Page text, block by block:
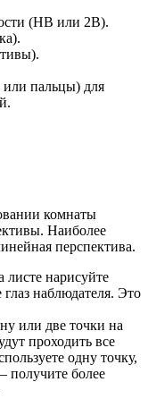
(HB или 2B).
или пальцы) для
комнаты
Наиболее
перспектива.
нарисуйте
наблюдателя. Это
или две точки на
проходить все
одну точку,
получите более